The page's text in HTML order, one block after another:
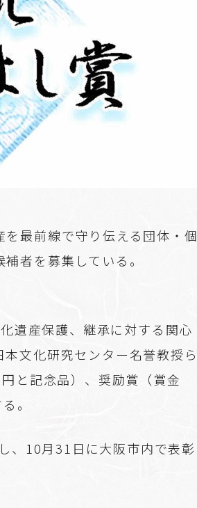
最前線で守り伝える団体・個
者を募集している。
遺産保護、継承に対する関心
文化研究センター名誉教授ら
と記念品）、奨励賞（賞金
。
、10月31日に大阪市内で表彰